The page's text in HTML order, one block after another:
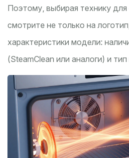
Поэтому, выбирая технику для
смотрите не только на
характеристики модели:
(SteamClean или аналоги) и тип